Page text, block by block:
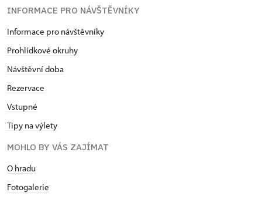
INFORMACE PRO NÁVŠTĚVNÍKY
Informace pro návštěvníky
Prohlídkové okruhy
Návštěvní doba
Rezervace
Vstupné
Tipy na výlety
MOHLO BY VÁS ZAJÍMAT
O hradu
Fotogalerie